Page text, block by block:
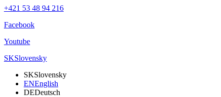
+421 53 48 94 216
Facebook
Youtube
SKSlovensky
SKSlovensky
ENEnglish
DEDeutsch